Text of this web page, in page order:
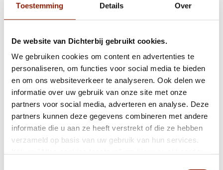
Toestemming Details Over
De website van Dichterbij gebruikt cookies.
We gebruiken cookies om content en advertenties te
personaliseren, om functies voor social media te bieden
en om ons websiteverkeer te analyseren. Ook delen we
informatie over uw gebruik van onze site met onze
partners voor social media, adverteren en analyse. Deze
partners kunnen deze gegevens combineren met andere
informatie die u aan ze heeft verstrekt of die ze hebben
verzameld op basis van uw gebruik van hun services.
Kerstpakketactie levert mooie bijdrage op
voor cliënten
Inge en Ilse gaan voor de finish bij Peloton
d'Or
Risselthof in Horst officieel geopend